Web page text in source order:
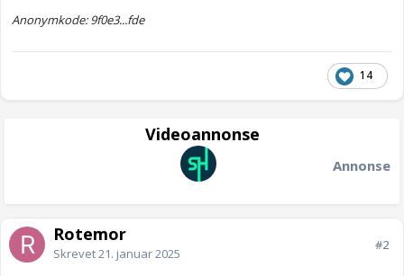
Anonymkode: 9f0e3...fde
14
Videoannonse
Annonse
Rotemor
Skrevet21. januar 2025
#2